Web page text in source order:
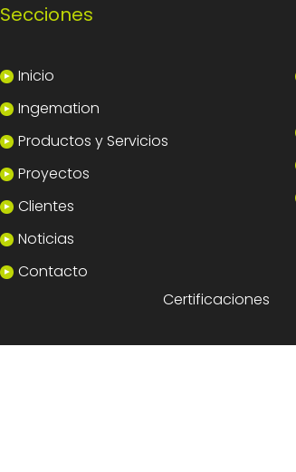
Secciones
Inicio
Ingemation
Productos y Servicios
Proyectos
Clientes
Noticias
Contacto
Certificaciones